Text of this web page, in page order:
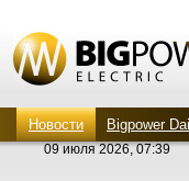
Новости Bigpower
09 июля 2026, 07:39